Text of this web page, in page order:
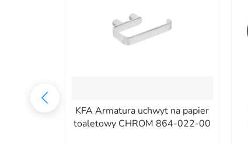
KFA Armatura uchwyt na papier
toaletowy CHROM 864-022-00